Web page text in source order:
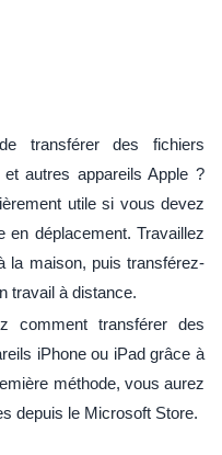
transférer des fichiers
autres appareils Apple ?
utile si vous devez
déplacement. Travaillez
la maison, puis transférez-
travail à distance.
comment transférer des
iPhone ou iPad grâce à
méthode, vous aurez
depuis le Microsoft Store.